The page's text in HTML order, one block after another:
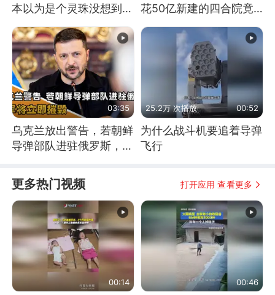
本以为是个灵珠没想到是
花50亿新建的四合院竟
03:35
乌克兰放出警告，若朝鲜
导弹部队进驻俄罗斯，乌
25.2万 次播放 00:52
为什么战斗机要追着导弹
飞行
更多热门视频 打开应用 查看更多
00:14 00:46